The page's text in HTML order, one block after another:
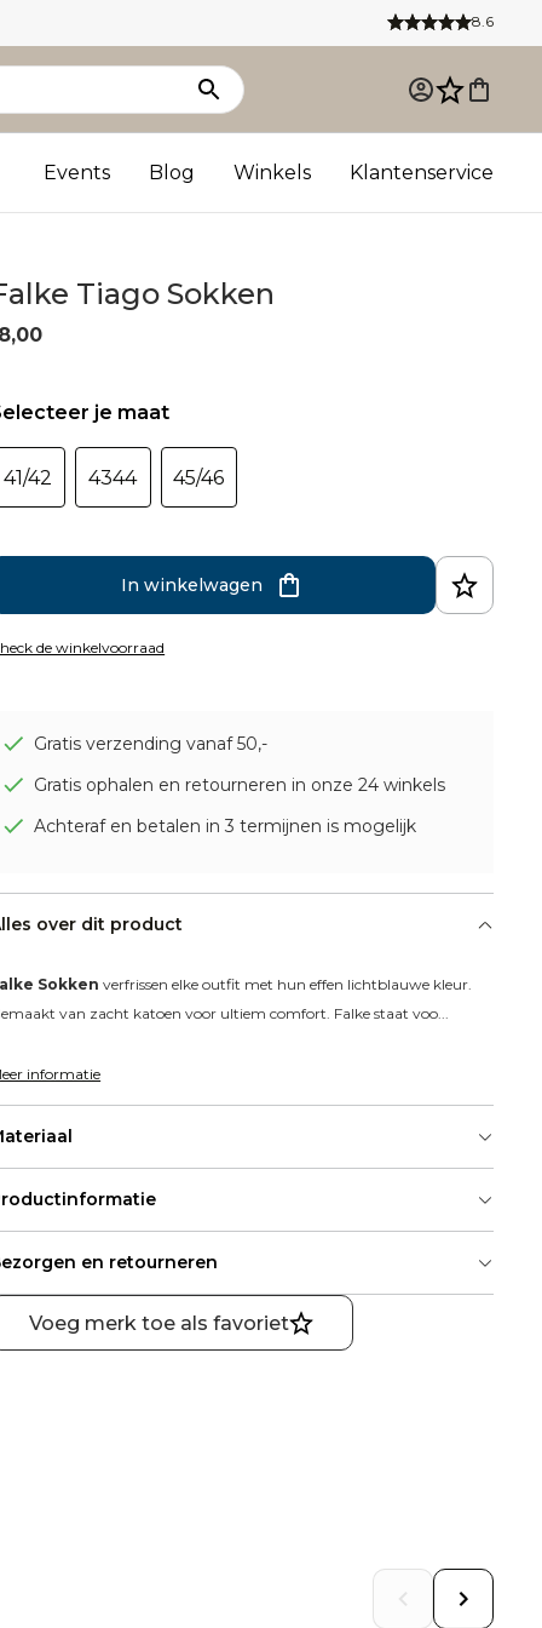
8.6
Events Blog Winkels Klantenservice
Tiago Sokken
je maat
41/42 4344 45/46
In winkelwagen
de winkelvoorraad
Gratis verzending vanaf 50,-
Gratis ophalen en retourneren in onze 24 winkels
Achteraf en betalen in 3 termijnen is mogelijk
over dit product
Sokken verfrissen elke outfit met hun effen lichtblauwe kleur.
van zacht katoen voor ultiem comfort. Falke staat voo...
informatie
en retourneren
Voeg merk toe als favoriet